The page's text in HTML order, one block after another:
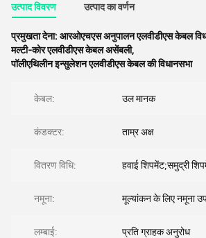
उत्पाद विवरण उत्पाद का वर्णन
प्रमुखता देना: आरओएचएस अनुपालन एलवीडीएस केबल
मल्टी-कोर एलवीडीएस केबल असेंबली,
पॉलीएथिलीन इन्सुलेशन एलवीडीएस केबल की विधानसभा
केबल: उल मानक
कंडक्टर: ताम्र अक्ष
वितरण विधि: हवाई शिपमेंट;समुद्री
नमूना: मूल्यांकन के लिए नमूना
लम्बाई: प्रति ग्राहक अनुरोध